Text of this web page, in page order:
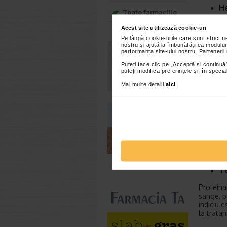
Acest site utilizează cookie-uri
Pe lângă cookie-urile care sunt strict
nostru și ajută la îmbunătățirea
performanța site-ului nostru.
Puteți face clic pe „Acceptă si
puteți modifica preferințele și, în
Mai multe detalii aici
albe,
Este
agentii
poate
sange,
indiciu
la
Toate farmaciile